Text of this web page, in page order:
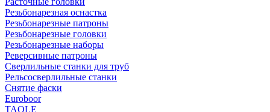
Резьбонарезная оснастка
Резьбонарезные патроны
Резьбонарезные головки
Резьбонарезные наборы
Реверсивные патроны
Сверлильные станки для труб
Рельсосверлильные станки
Снятие фаски
Euroboor
TAOLE